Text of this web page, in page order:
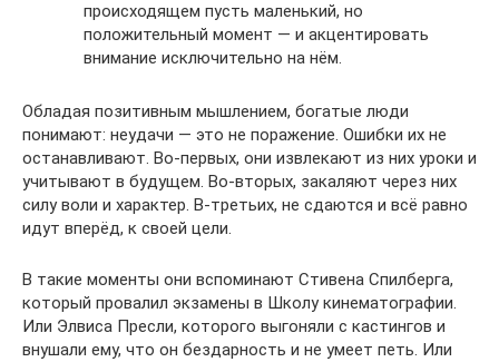
происходящем пусть маленький, но
положительный момент — и акцентировать
внимание исключительно на нём.
Обладая позитивным мышлением, богатые люди
понимают: неудачи — это не поражение. Ошибки их не
останавливают. Во-первых, они извлекают из них уроки и
учитывают в будущем. Во-вторых, закаляют через них
силу воли и характер. В-третьих, не сдаются и всё равно
идут вперёд, к своей цели.
В такие моменты они вспоминают Стивена Спилберга,
который провалил экзамены в Школу кинематографии.
Или Элвиса Пресли, которого выгоняли с кастингов и
внушали ему, что он бездарность и не умеет петь. Или